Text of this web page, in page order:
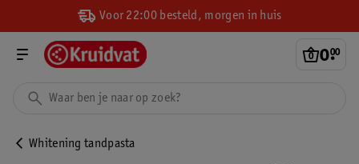
Voor 22:00 besteld, morgen in huis
0.
00
Whitening tandpasta